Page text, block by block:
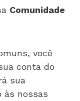
Comunidade
você
conta do
sua
às nossas